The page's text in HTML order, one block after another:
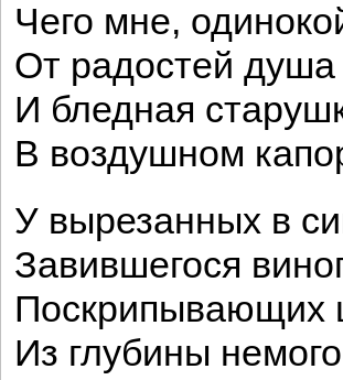
Чего мне,
От радостей
И бледная
В воздушном
У вырезанных в
Завившегося
Поскрипывающих
Из глубины